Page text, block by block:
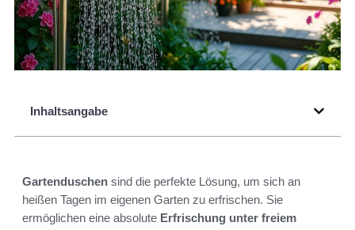
Inhaltsangabe
Gartenduschen sind die perfekte Lösung, um sich an
heißen Tagen im eigenen Garten zu erfrischen. Sie
ermöglichen eine absolute Erfrischung unter freiem